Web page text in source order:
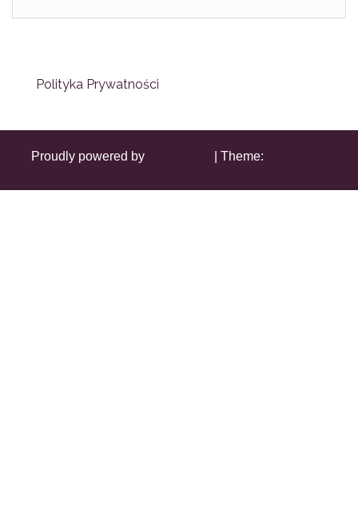
Polityka Prywatności
Proudly powered by Theme: